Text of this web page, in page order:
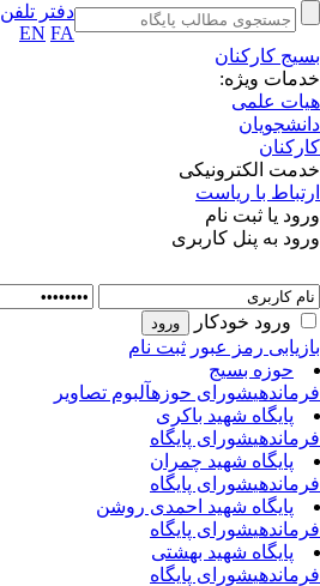
دفتر تلفن
EN FA
بسیج کارکنان
خدمات ویژه:
هیات علمی
دانشجویان
کارکنان
خدمت الکترونیکی
ارتباط با ریاست
ورود یا ثبت نام
ورود به پنل کاربری
ورود خودکار
بازیابی رمز عبور ثبت نام
حوزه بسیج
فرماندهیشورای حوزهآلبوم تصاویر
پایگاه شهید باکری
فرماندهیشورای پایگاه
پایگاه شهید چمران
فرماندهیشورای پایگاه
پایگاه شهید احمدی روشن
فرماندهیشورای پایگاه
پایگاه شهید بهشتی
فرماندهیشورای پایگاه